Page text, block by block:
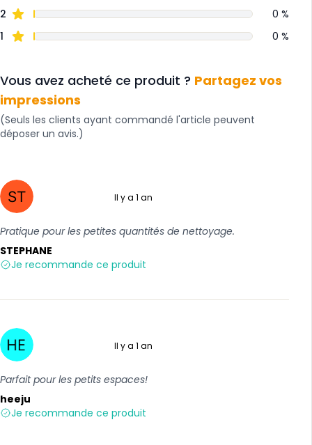
2
0 %
1
0 %
Vous avez acheté ce produit ? Partagez vos
impressions
(Seuls les clients ayant commandé l'article peuvent
déposer un avis.)
Il y a 1 an
Pratique pour les petites quantités de nettoyage.
STEPHANE
Je recommande ce produit
Il y a 1 an
Parfait pour les petits espaces!
heeju
Je recommande ce produit